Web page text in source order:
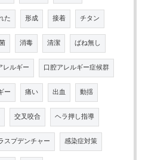
た 形成 接着 チタン
消毒 清潔 ばね無し
レルギー 口腔アレルギー症候群
ー 痛い 出血 動揺
交叉咬合 ヘラ押し指導
スプデンチャー 感染症対策